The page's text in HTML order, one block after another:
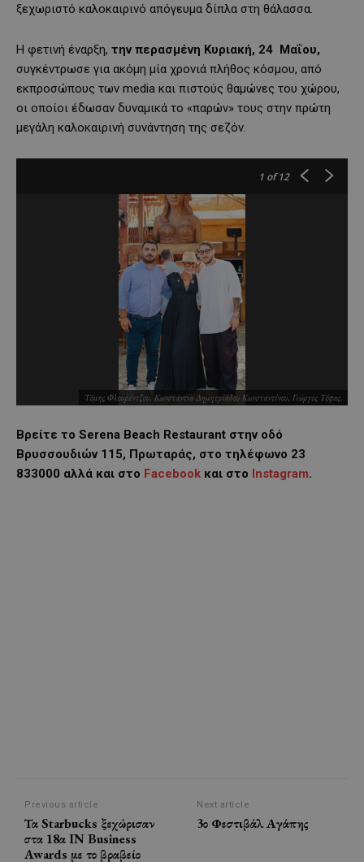
ξεχωριστό καλοκαιρινό απόγευμα δίπλα στη θάλασσα.
Η φετινή έναρξη, την περασμένη Κυριακή, 24 Μαΐου,
συγκέντρωσε για ακόμη μία χρονιά πλήθος κόσμου, από
εκπροσώπους των media και πιστούς θαμώνες του χώρου,
οι οποίοι έδωσαν δυναμικά το «παρών» τους στην πρώτη
μεγάλη καλοκαιρινή συνάντηση της σεζόν.
1 of 12
Τόμης Φλουρέντζου, Κωνστάντια Δημητριάδου Κωνσταντίνου, Γιώργος Τόφας.
Βρείτε το Serena Beach Restaurant στην οδό
Βρυσσουδιών 115, Πρωταράς, στο τηλέφωνο 23
833000 αλλά και στο Facebook και στο Instagram.
Previous article
Τα Starbucks ξεχώρισαν
στα 18α IN Business
Awards με το βραβείο
Next article
3ο Φεστιβάλ Αγάπης